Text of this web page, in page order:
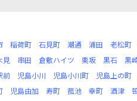
稲荷町 石見町 潮通 浦田 老松町
見 串田 倉敷ハイツ 栗坂 黒石 黒
前 児島小川 児島小川町 児島上の町
児島由加 寿町 菰池 幸町 酒津